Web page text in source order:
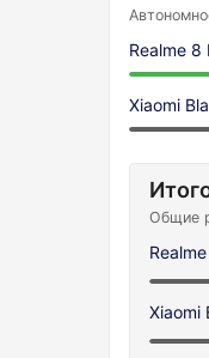
Realme 8
Xiaomi
Общие
Xiaomi